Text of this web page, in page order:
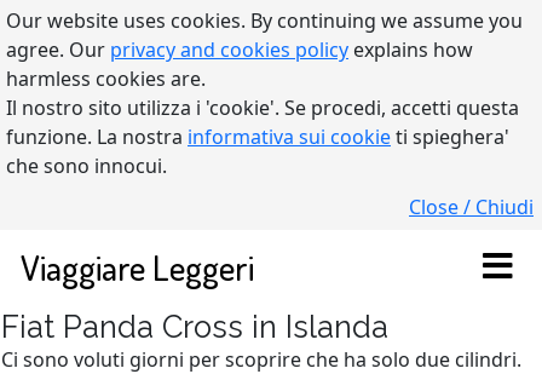
Our website uses cookies. By continuing we assume you
agree. Our privacy and cookies policy explains how
harmless cookies are.
Il nostro sito utilizza i 'cookie'. Se procedi, accetti questa
funzione. La nostra informativa sui cookieti spieghera'
che sono innocui.
Close / Chiudi
Viaggiare Leggeri
Fiat Panda Cross in Islanda
Ci sono voluti giorni per scoprire che ha solo due cilindri.